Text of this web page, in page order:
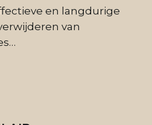
en langdurige
van